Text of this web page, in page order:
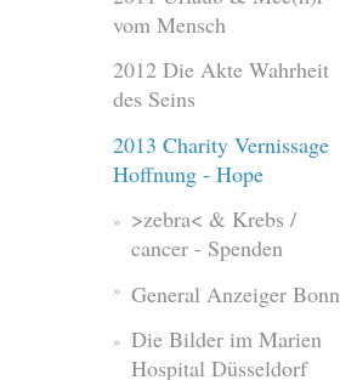
vom Mensch
2012 Die Akte Wahrheit
des Seins
2013 Charity Vernissage
Hoffnung - Hope
>zebra< & Krebs /
cancer - Spenden
General Anzeiger Bonn
Die Bilder im Marien
Hospital Düsseldorf